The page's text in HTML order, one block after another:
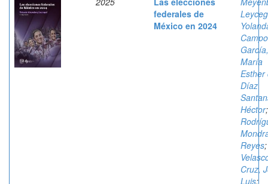
federales de
México en 2024
Campo
García,
María
Esther
Díaz
Héctor;
Reyes;
Cruz,
Luis;